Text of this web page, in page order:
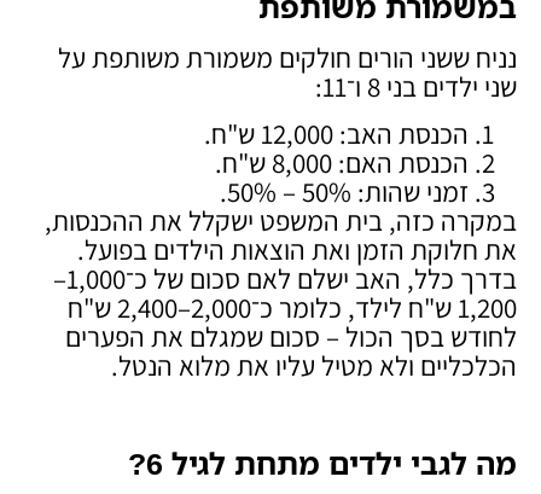
נניח ששני הורים חולקים משמורת משותפת על
שני ילדים בני 8 ו־11:
הכנסת האב: 12,000 ש"ח.
הכנסת האם: 8,000 ש"ח.
זמני שהות: 50% – 50%.
במקרה כזה, בית המשפט ישקלל את ההכנסות,
את חלוקת הזמן ואת הוצאות הילדים בפועל.
בדרך כלל, האב ישלם לאם סכום של כ־1,000–
1,200 ש"ח לילד, כלומר כ־2,000–2,400 ש"ח
לחודש בסך הכול – סכום שמגלם את הפערים
הכלכליים ולא מטיל עליו את מלוא הנטל.
מה לגבי ילדים מתחת לגיל 6 ?